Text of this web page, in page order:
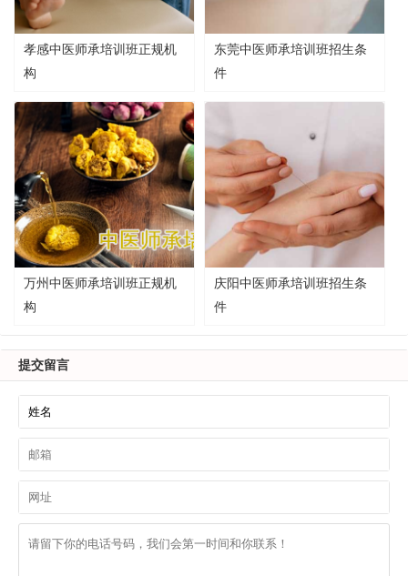
孝感中医师承培训班正规机
构
东莞中医师承培训班招生条
件
万州中医师承培训班正规机
构
庆阳中医师承培训班招生条
件
提交留言